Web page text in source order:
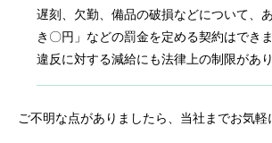
遅刻、欠勤、備品の破損などについて、
き〇円」などの罰金を定める契約はでき
違反に対する減給にも法律上の制限があり
ご不明な点がありましたら、当社までお気軽